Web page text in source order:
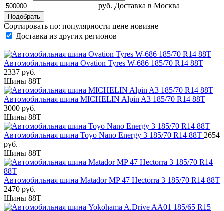
руб. Доставка в Москва
Сортировать по: популярности цене новизне
Доставка из других регионов
Автомобильная шина Ovation Tyres W-686 185/70 R14 88T
2337 руб.
Шины 88T
Автомобильная шина MICHELIN Alpin A3 185/70 R14 88T
3000 руб.
Шины 88T
Автомобильная шина Toyo Nano Energy 3 185/70 R14 88T 2654
руб.
Шины 88T
Автомобильная шина Matador MP 47 Hectorra 3 185/70 R14 88T
2470 руб.
Шины 88T